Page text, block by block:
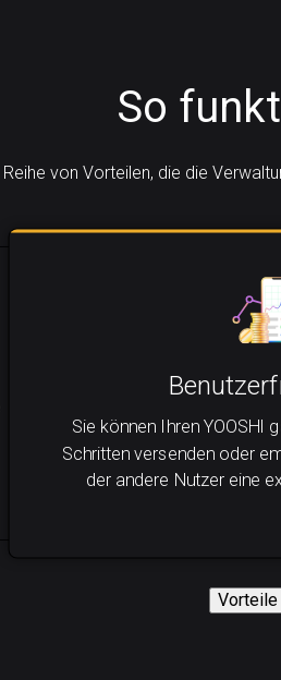
So
von Vorteilen, die die
Sie können Ihren YOOSHI
Schritten versenden oder
der andere Nutzer eine
Vorteile